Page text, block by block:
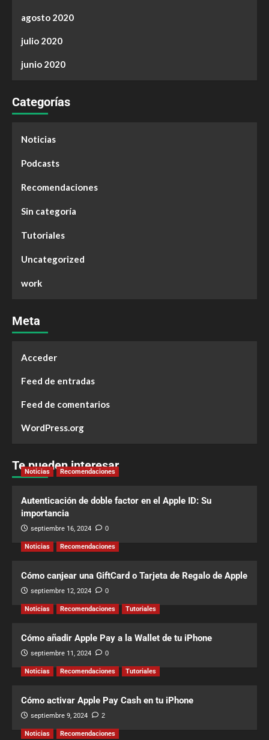
agosto 2020
julio 2020
junio 2020
Categorías
Noticias
Podcasts
Recomendaciones
Sin categoría
Tutoriales
Uncategorized
work
Meta
Acceder
Feed de entradas
Feed de comentarios
WordPress.org
Te pueden interesar
Noticias Recomendaciones
Autenticación de doble factor en el Apple ID: Su
importancia
septiembre 16, 2024 0
Noticias Recomendaciones
Cómo canjear una GiftCard o Tarjeta de Regalo de Apple
septiembre 12, 2024 0
Noticias Recomendaciones Tutoriales
Cómo añadir Apple Pay a la Wallet de tu iPhone
septiembre 11, 2024 0
Noticias Recomendaciones Tutoriales
Cómo activar Apple Pay Cash en tu iPhone
septiembre 9, 2024 2
Noticias Recomendaciones